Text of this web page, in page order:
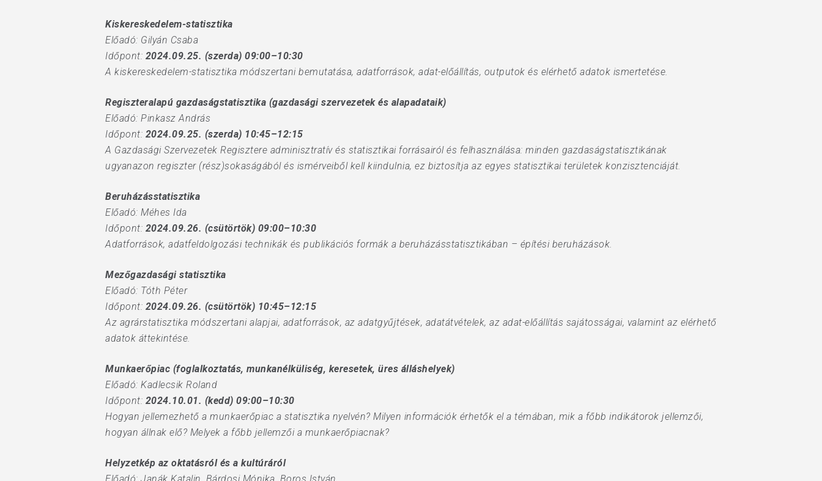
Kiskereskedelem-statisztika
Előadó: Gilyán Csaba
Időpont: 2024.09.25. (szerda) 09:00–10:30
A kiskereskedelem-statisztika módszertani bemutatása, adatforrások, adat-előállítás, outputok és elérhető adatok ismertetése.
Regiszteralapú gazdaságstatisztika (gazdasági szervezetek és alapadataik)
Előadó: Pinkasz András
Időpont: 2024.09.25. (szerda) 10:45–12:15
A Gazdasági Szervezetek Regisztere adminisztratív és statisztikai forrásairól és felhasználása: minden gazdaságstatisztikának
ugyanazon regiszter (rész)sokaságából és ismérveiből kell kiindulnia, ez biztosítja az egyes statisztikai területek konzisztenciáját.
Beruházásstatisztika
Előadó: Méhes Ida
Időpont: 2024.09.26. (csütörtök) 09:00–10:30
Adatforrások, adatfeldolgozási technikák és publikációs formák a beruházásstatisztikában – építési beruházások.
Mezőgazdasági statisztika
Előadó: Tóth Péter
Időpont: 2024.09.26. (csütörtök) 10:45–12:15
Az agrárstatisztika módszertani alapjai, adatforrások, az adatgyűjtések, adatátvételek, az adat-előállítás sajátosságai, valamint az elérhető
adatok áttekintése.
Munkaerőpiac (foglalkoztatás, munkanélküliség, keresetek, üres álláshelyek)
Előadó: Kadlecsik Roland
Időpont: 2024.10.01. (kedd) 09:00–10:30
Hogyan jellemezhető a munkaerőpiac a statisztika nyelvén? Milyen információk érhetők el a témában, mik a főbb indikátorok jellemzői,
hogyan állnak elő? Melyek a főbb jellemzői a munkaerőpiacnak?
Helyzetkép az oktatásról és a kultúráról